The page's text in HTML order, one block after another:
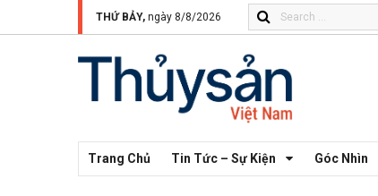
THỨ BẢY, ngày 8/8/2026
Trang Chủ Tin Tức – Sự Kiện Góc Nhìn